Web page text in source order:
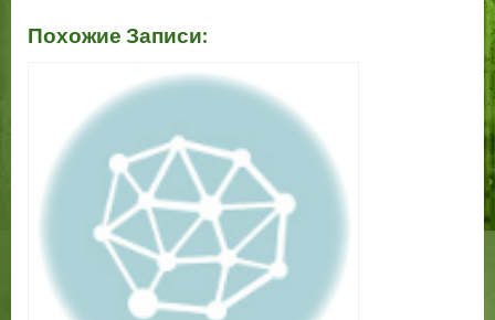
Похожие Записи: